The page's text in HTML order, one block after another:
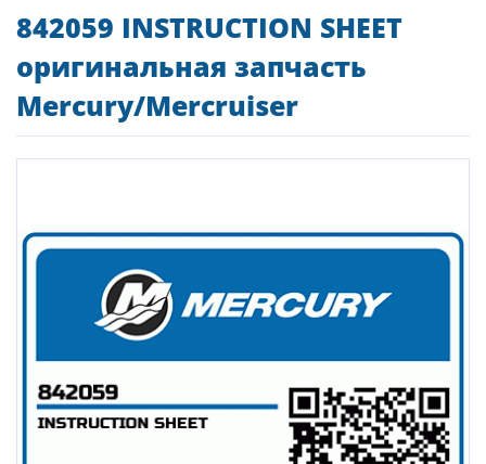
842059 INSTRUCTION SHEET
оригинальная запчасть
Mercury/Mercruiser